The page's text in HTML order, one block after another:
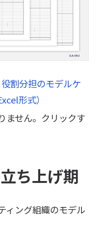
割分担のモデルケ
形式）
ません。クリックす
立ち上げ期
ィング組織のモデル